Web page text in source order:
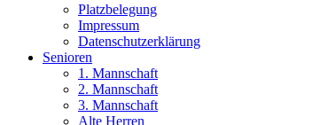
Platzbelegung
Impressum
Datenschutzerklärung
Senioren
1. Mannschaft
2. Mannschaft
3. Mannschaft
Alte Herren